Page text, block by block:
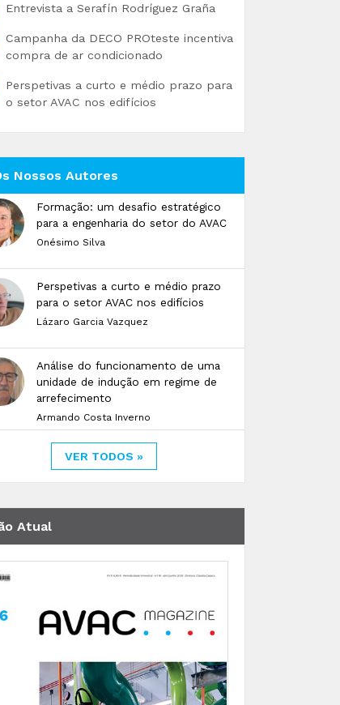
Entrevista a Serafín Rodríguez Graña
Campanha da DECO PROteste incentiva
compra de ar condicionado
Perspetivas a curto e médio prazo para
o setor AVAC nos edifícios
Nossos Autores
Formação: um desafio estratégico
para a engenharia do setor do AVAC
Onésimo Silva
Perspetivas a curto e médio prazo
para o setor AVAC nos edifícios
Lázaro Garcia Vazquez
Análise do funcionamento de uma
unidade de indução em regime de
arrefecimento
Armando Costa Inverno
VER TODOS »
Atual